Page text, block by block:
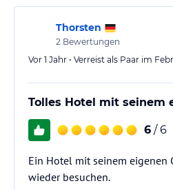
Thorsten
2 Bewertungen
Vor 1 Jahr • Verreist als Paar im
Tolles Hotel mit seinem
6 / 6
Ein Hotel mit seinem eigenen
wieder besuchen.